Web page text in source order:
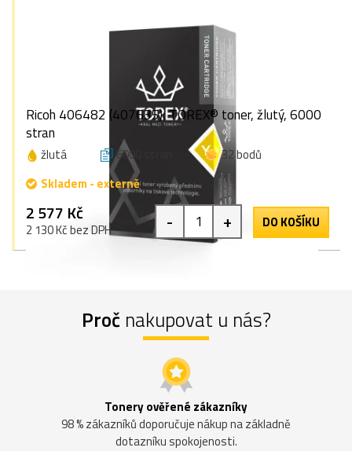
Ricoh 406482 (407635), TOREX® toner, žlutý, 6000
stran
žlutá 6000 stran
32 bodů
Skladem - externě
2 577 Kč
2 130 Kč bez DPH - + DO KOŠÍKU
Proč nakupovat u nás?
Tonery ověřené zákazníky
98 % zákazníků doporučuje nákup na základně
dotazníku spokojenosti.